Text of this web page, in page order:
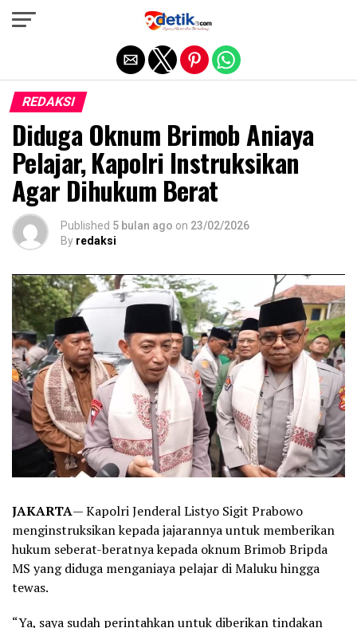
REDAKSI
Diduga Oknum Brimob Aniaya
Pelajar, Kapolri Instruksikan
Agar Dihukum Berat
Published 5 bulan ago on 23/02/2026
By redaksi
JAKARTA— Kapolri Jenderal Listyo Sigit Prabowo
menginstruksikan kepada jajarannya untuk memberikan
hukum seberat-beratnya kepada oknum Brimob Bripda
MS yang diduga menganiaya pelajar di Maluku hingga
tewas.
“Ya, saya sudah perintahkan untuk diberikan tindakan
Exit mobile version